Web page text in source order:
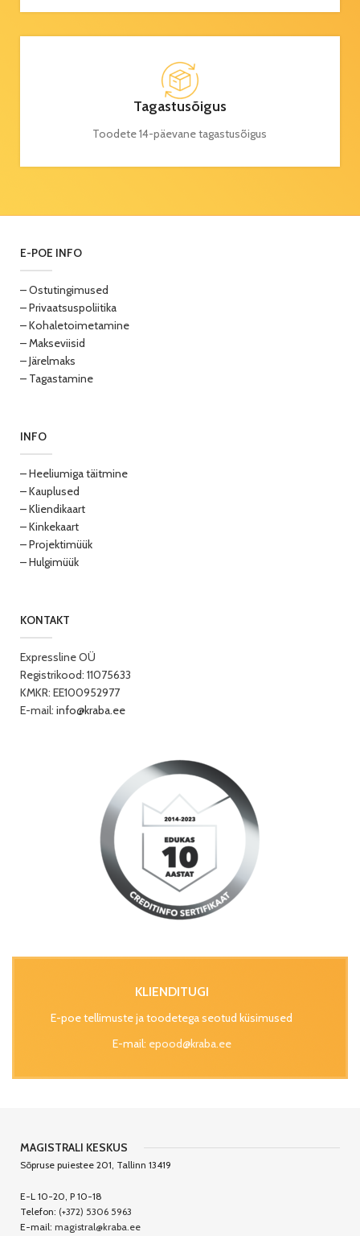
Tagastusõigus
Toodete 14-päevane tagastusõigus
E-POE INFO
– Ostutingimused
– Privaatsuspoliitika
– Kohaletoimetamine
– Makseviisid
– Järelmaks
– Tagastamine
INFO
– Heeliumiga täitmine
– Kauplused
– Kliendikaart
– Kinkekaart
– Projektimüük
– Hulgimüük
KONTAKT
Expressline OÜ
Registrikood: 11075633
KMKR: EE100952977
E-mail: info@kraba.ee
KLIENDITUGI
E-poe tellimuste ja toodetega seotud küsimused
E-mail: epood@kraba.ee
MAGISTRALI KESKUS
Sõpruse puiestee 201, Tallinn 13419
E-L 10-20, P 10-18
Telefon: (+372) 5306 5963
E-mail: magistral@kraba.ee